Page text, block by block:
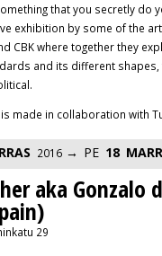
that you secretly do
exhibition by some of the
CBK where together they
and its different shapes,
made in collaboration with
2016 PE 18
aka Gonzalo
29